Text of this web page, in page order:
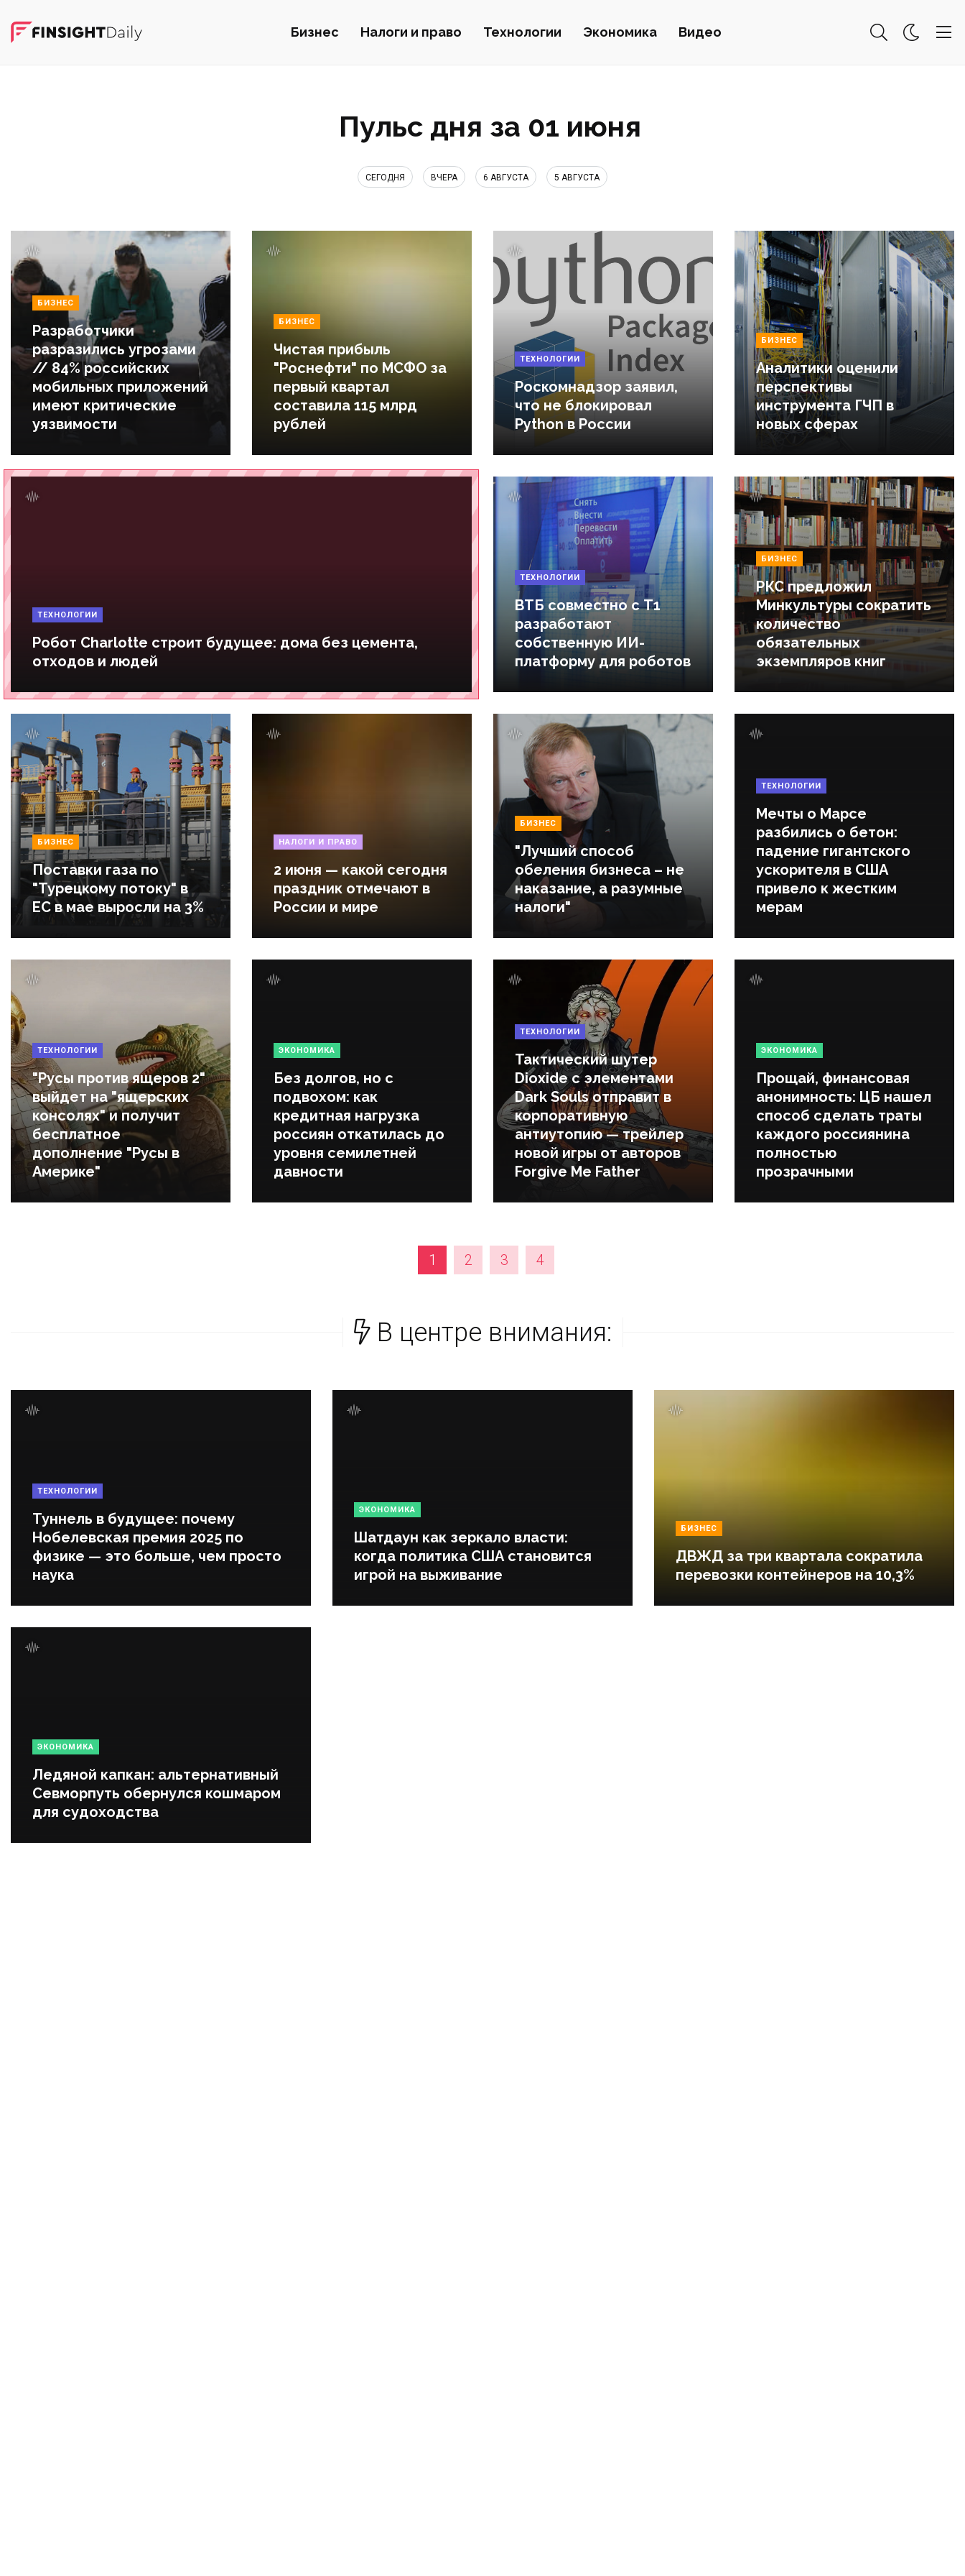
Бизнес Налоги и право Технологии Экономика Видео
Пульс дня за 01 июня
СЕГОДНЯ ВЧЕРА 6 АВГУСТА 5 АВГУСТА
БИЗНЕС
Разработчики
разразились угрозами
// 84% российских
мобильных приложений
имеют критические
уязвимости
БИЗНЕС
Чистая прибыль
"Роснефти" по МСФО за
первый квартал
составила 115 млрд
рублей
ТЕХНОЛОГИИ
Роскомнадзор заявил,
что не блокировал
Python в России
БИЗНЕС
Аналитики оценили
перспективы
инструмента ГЧП в
новых сферах
ТЕХНОЛОГИИ
Робот Charlotte строит будущее: дома без цемента,
отходов и людей
ТЕХНОЛОГИИ
ВТБ совместно с Т1
разработают
собственную ИИ-
платформу для роботов
БИЗНЕС
РКС предложил
Минкультуры сократить
количество
обязательных
экземпляров книг
БИЗНЕС
Поставки газа по
"Турецкому потоку" в
ЕС в мае выросли на 3%
НАЛОГИ И ПРАВО
2 июня — какой сегодня
праздник отмечают в
России и мире
БИЗНЕС
"Лучший способ
обеления бизнеса – не
наказание, а разумные
налоги"
ТЕХНОЛОГИИ
Мечты о Марсе
разбились о бетон:
падение гигантского
ускорителя в США
привело к жестким
мерам
ТЕХНОЛОГИИ
"Русы против ящеров 2"
выйдет на "ящерских
консолях" и получит
бесплатное
дополнение "Русы в
Америке"
ЭКОНОМИКА
Без долгов, но с
подвохом: как
кредитная нагрузка
россиян откатилась до
уровня семилетней
давности
ТЕХНОЛОГИИ
Тактический шутер
Dioxide с элементами
Dark Souls отправит в
корпоративную
антиутопию — трейлер
новой игры от авторов
Forgive Me Father
ЭКОНОМИКА
Прощай, финансовая
анонимность: ЦБ нашел
способ сделать траты
каждого россиянина
полностью
прозрачными
1 2 3 4
В центре внимания:
ТЕХНОЛОГИИ
Туннель в будущее: почему
Нобелевская премия 2025 по
физике — это больше, чем просто
наука
ЭКОНОМИКА
Шатдаун как зеркало власти:
когда политика США становится
игрой на выживание
БИЗНЕС
ДВЖД за три квартала сократила
перевозки контейнеров на 10,3%
ЭКОНОМИКА
Ледяной капкан: альтернативный
Севморпуть обернулся кошмаром
для судоходства